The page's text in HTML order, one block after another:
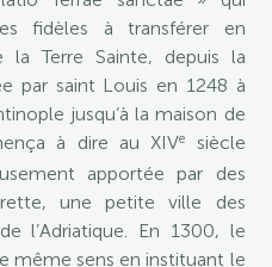
fidèles à transférer en
la Terre Sainte, depuis la
par saint Louis en 1248 à
jusqu’à la maison de
à dire au XIVe
siècle
apportée par des
une petite ville des
l’Adriatique. En 1300, le
même sens en instituant le